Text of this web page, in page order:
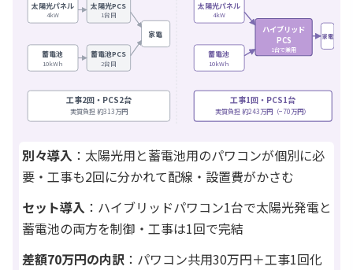
太陽光パネル
4kW
太陽光PCS
1台目
蓄電池
10kWh
蓄電池PCS
2台目
家電
工事2回・PCS2台
実質負担 約313万円
太陽光パネル
4kW
蓄電池
10kWh
ハイブリッド
PCS
1台で兼用
家電
工事1回・PCS1台
実質負担 約243万円（−70万円）
別々導入 ：太陽光用と蓄電池用のパワコンが個別に必
要・工事も2回に分かれて配線・設置費がかさむ
セット導入 ：ハイブリッドパワコン1台で太陽光発電と
蓄電池の両方を制御・工事は1回で完結
差額70万円の内訳 ：パワコン共用30万円＋工事1回化